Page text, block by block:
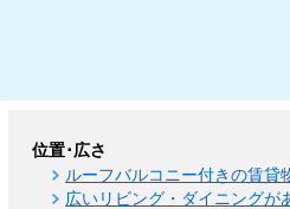
位置･広さ
ルーフバルコニー付きの賃貸
広いリビング・ダイニングが